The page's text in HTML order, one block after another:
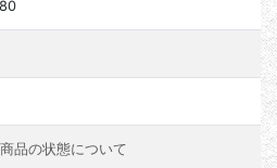
商品の状態について